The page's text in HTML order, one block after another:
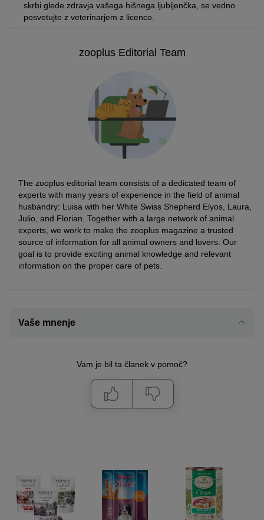
skrbi glede zdravja vašega hišnega ljubljenčka, se vedno
posvetujte z veterinarjem z licenco.
zooplus Editorial Team
The zooplus editorial team consists of a dedicated team of
experts with many years of experience in the field of animal
husbandry: Luisa with her White Swiss Shepherd Elyos, Laura,
Julio, and Florian. Together with a large network of animal
experts, we work to make the zooplus magazine a trusted
source of information for all animal owners and lovers. Our
goal is to provide exciting animal knowledge and relevant
information on the proper care of pets.
Vaše mnenje
Vam je bil ta članek v pomoč?